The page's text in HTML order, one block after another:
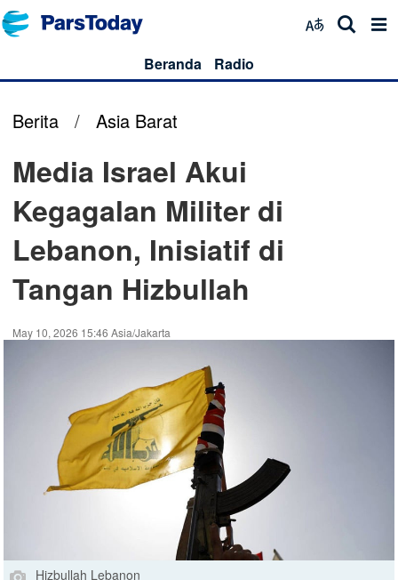
Beranda Radio
Berita / Asia Barat
Media Israel Akui
Kegagalan Militer di
Lebanon, Inisiatif di
Tangan Hizbullah
May 10, 2026 15:46 Asia/Jakarta
Hizbullah Lebanon